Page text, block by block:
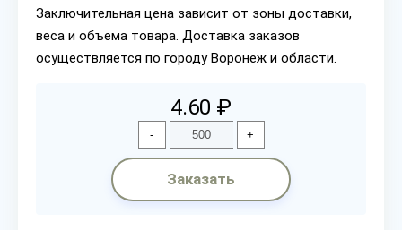
Заключительная цена зависит от зоны доставки,
веса и объема товара. Доставка заказов
осуществляется по городу Воронеж и области.
4.60 ₽
- +
Заказать